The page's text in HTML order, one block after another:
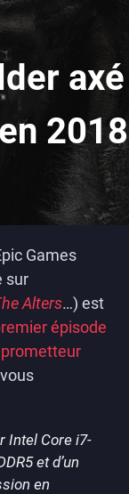
axé
2018
Games
sur
Alters…) est
épisode
Intel Core i7-
et d’un
en